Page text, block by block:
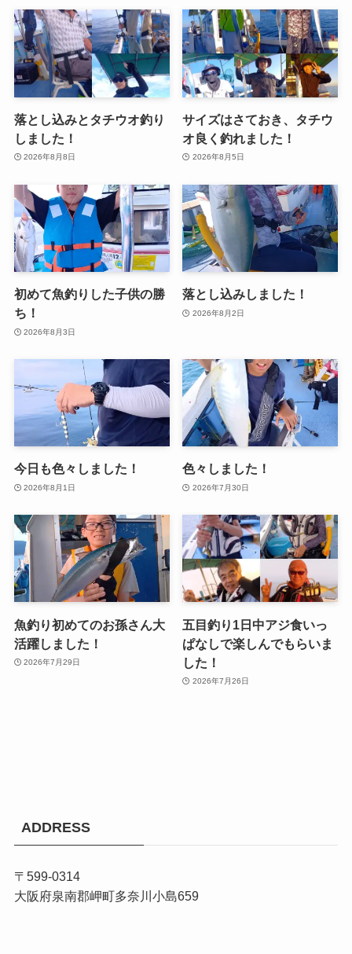
落とし込みとタチウオ釣り
しました！
2026年8月8日
サイズはさておき、タチウ
オ良く釣れました！
2026年8月5日
初めて魚釣りした子供の勝
ち！
2026年8月3日
落とし込みしました！
2026年8月2日
今日も色々しました！
2026年8月1日
色々しました！
2026年7月30日
魚釣り初めてのお孫さん大
活躍しました！
2026年7月29日
五目釣り1日中アジ食いっ
ぱなしで楽しんでもらいま
した！
2026年7月26日
ADDRESS
〒599-0314
大阪府泉南郡岬町多奈川小島659